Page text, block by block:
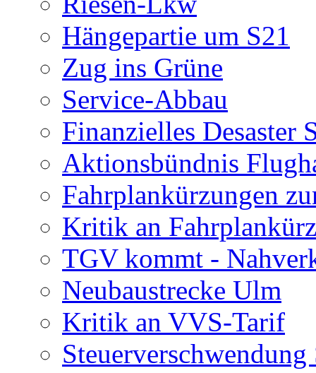
Hängepartie um S21
Zug ins Grüne
Service-Abbau
Finanzielles Desaster
Aktionsbündnis
Fahrplankürzungen
Kritik an
TGV kommt -
Neubaustrecke Ulm
Kritik an VVS-Tarif
Steuerverschwendung